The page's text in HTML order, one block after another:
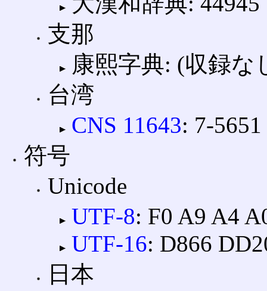
支那
康熙字典: (収録な
台湾
CNS 11643: 7-5651
符号
Unicode
UTF-8: F0 A9 A4
UTF-16: D866
日本